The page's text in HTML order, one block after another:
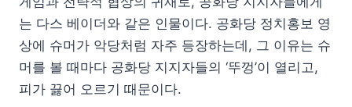
는 다스 베이더와 같은 인물이다. 공화당 정치홍보 영
상에 슈머가 악당처럼 자주 등장하는데, 그 이유는 슈
머를 볼 때마다 공화당 지지자들의 ‘뚜껑’이 열리고,
피가 끓어 오르기 때문이다.